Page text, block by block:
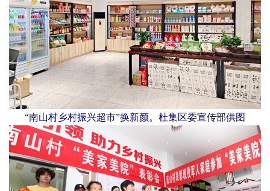
“南山村乡村振兴超市”换新颜。杜集区委宣传部供图